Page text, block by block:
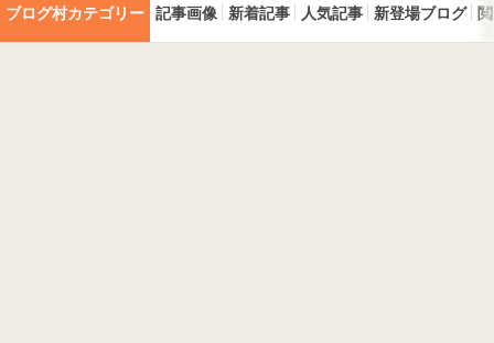
記事画像 新着記事 人気記事 新登場ブログ
ブログ村カテゴリー